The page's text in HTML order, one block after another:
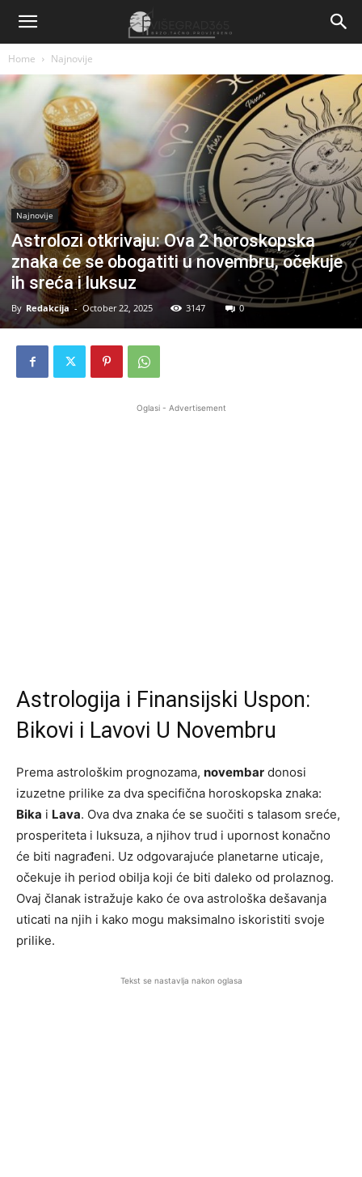
Home Najnovije
Najnovije
Astrolozi otkrivaju: Ova 2 horoskopska
znaka će se obogatiti u novembru, očekuje
ih sreća i luksuz
By Redakcija - October 22, 2025 3147 0
Oglasi - Advertisement
Astrologija i Finansijski Uspon:
Bikovi i Lavovi U Novembru
Prema astrološkim prognozama, novembar donosi
izuzetne prilike za dva specifična horoskopska znaka:
Bika i Lava. Ova dva znaka će se suočiti s talasom sreće,
prosperiteta i luksuza, a njihov trud i upornost konačno
će biti nagrađeni. Uz odgovarajuće planetarne uticaje,
očekuje ih period obilja koji će biti daleko od prolaznog.
Ovaj članak istražuje kako će ova astrološka dešavanja
uticati na njih i kako mogu maksimalno iskoristiti svoje
prilike.
Tekst se nastavlja nakon oglasa